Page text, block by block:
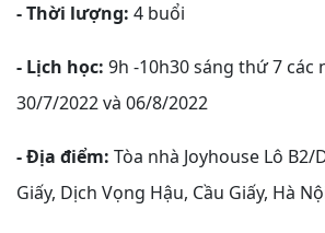
- Thời lượng: 4 buổi
- Lịch học: 9h -10h30 sáng thứ 7 các
30/7/2022 và 06/8/2022
- Địa điểm: Tòa nhà Joyhouse Lô B2/
Giấy, Dịch Vọng Hậu, Cầu Giấy, Hà